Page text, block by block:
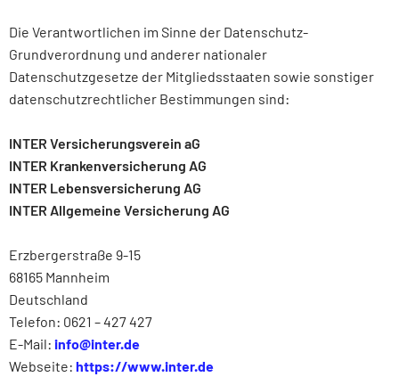
Die Verantwortlichen im Sinne der Datenschutz-
Grundverordnung und anderer nationaler
Datenschutzgesetze der Mitgliedsstaaten sowie sonstiger
datenschutzrechtlicher Bestimmungen sind:
INTER Versicherungsverein aG
INTER Krankenversicherung AG
INTER Lebensversicherung AG
INTER Allgemeine Versicherung AG
Erzbergerstraße 9-15
68165 Mannheim
Deutschland
Telefon: 0621 – 427 427
E-Mail: info@inter.de
Webseite: https://www.inter.de